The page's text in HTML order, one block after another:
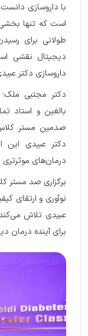
با داروسازی
است که تنها
طولانی برای
دیجیتال نقشی
داروسازی دکتر
دکتر مجتبی
بالغین و استاد
صدمین مستر
دکتر عبیدی این
درمان‌های موثرتری
برگزاری صد مستر
نوآوری و ارتقای
عبیدی تلاش
برای آینده درمان